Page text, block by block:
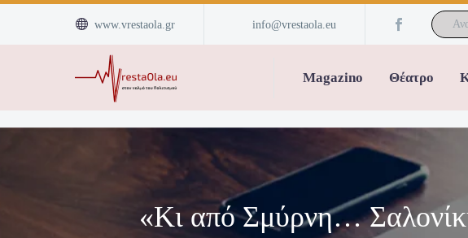

 www.vrestaola.gr info@vrestaola.eu
Magazino Θέατρο
«Κι από Σμύρνη…